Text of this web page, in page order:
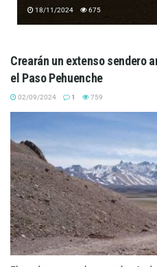
18/11/2024 675
Crearán un extenso sendero
el Paso Pehuenche
02/09/2024 1 759